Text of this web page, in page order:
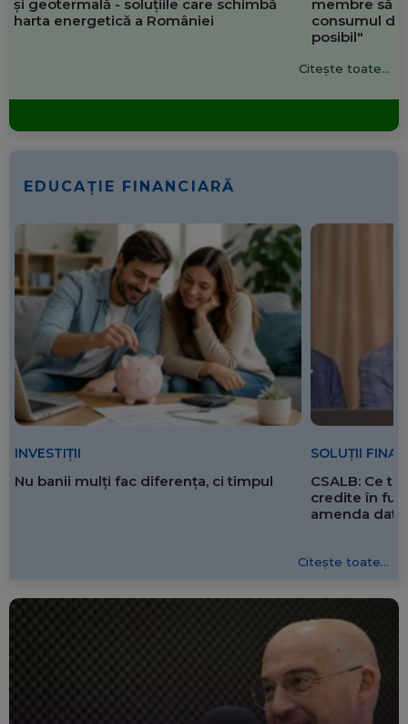
și geotermală - soluțiile care schimbă
harta energetică a României
membre să
consumul de
posibil"
Citește toate...
EDUCAȚIE FINANCIARĂ
INVESTIȚII
Nu banii mulți fac diferența, ci timpul
SOLUȚII
CSALB: Ce
credite în
amenda
Citește toate...